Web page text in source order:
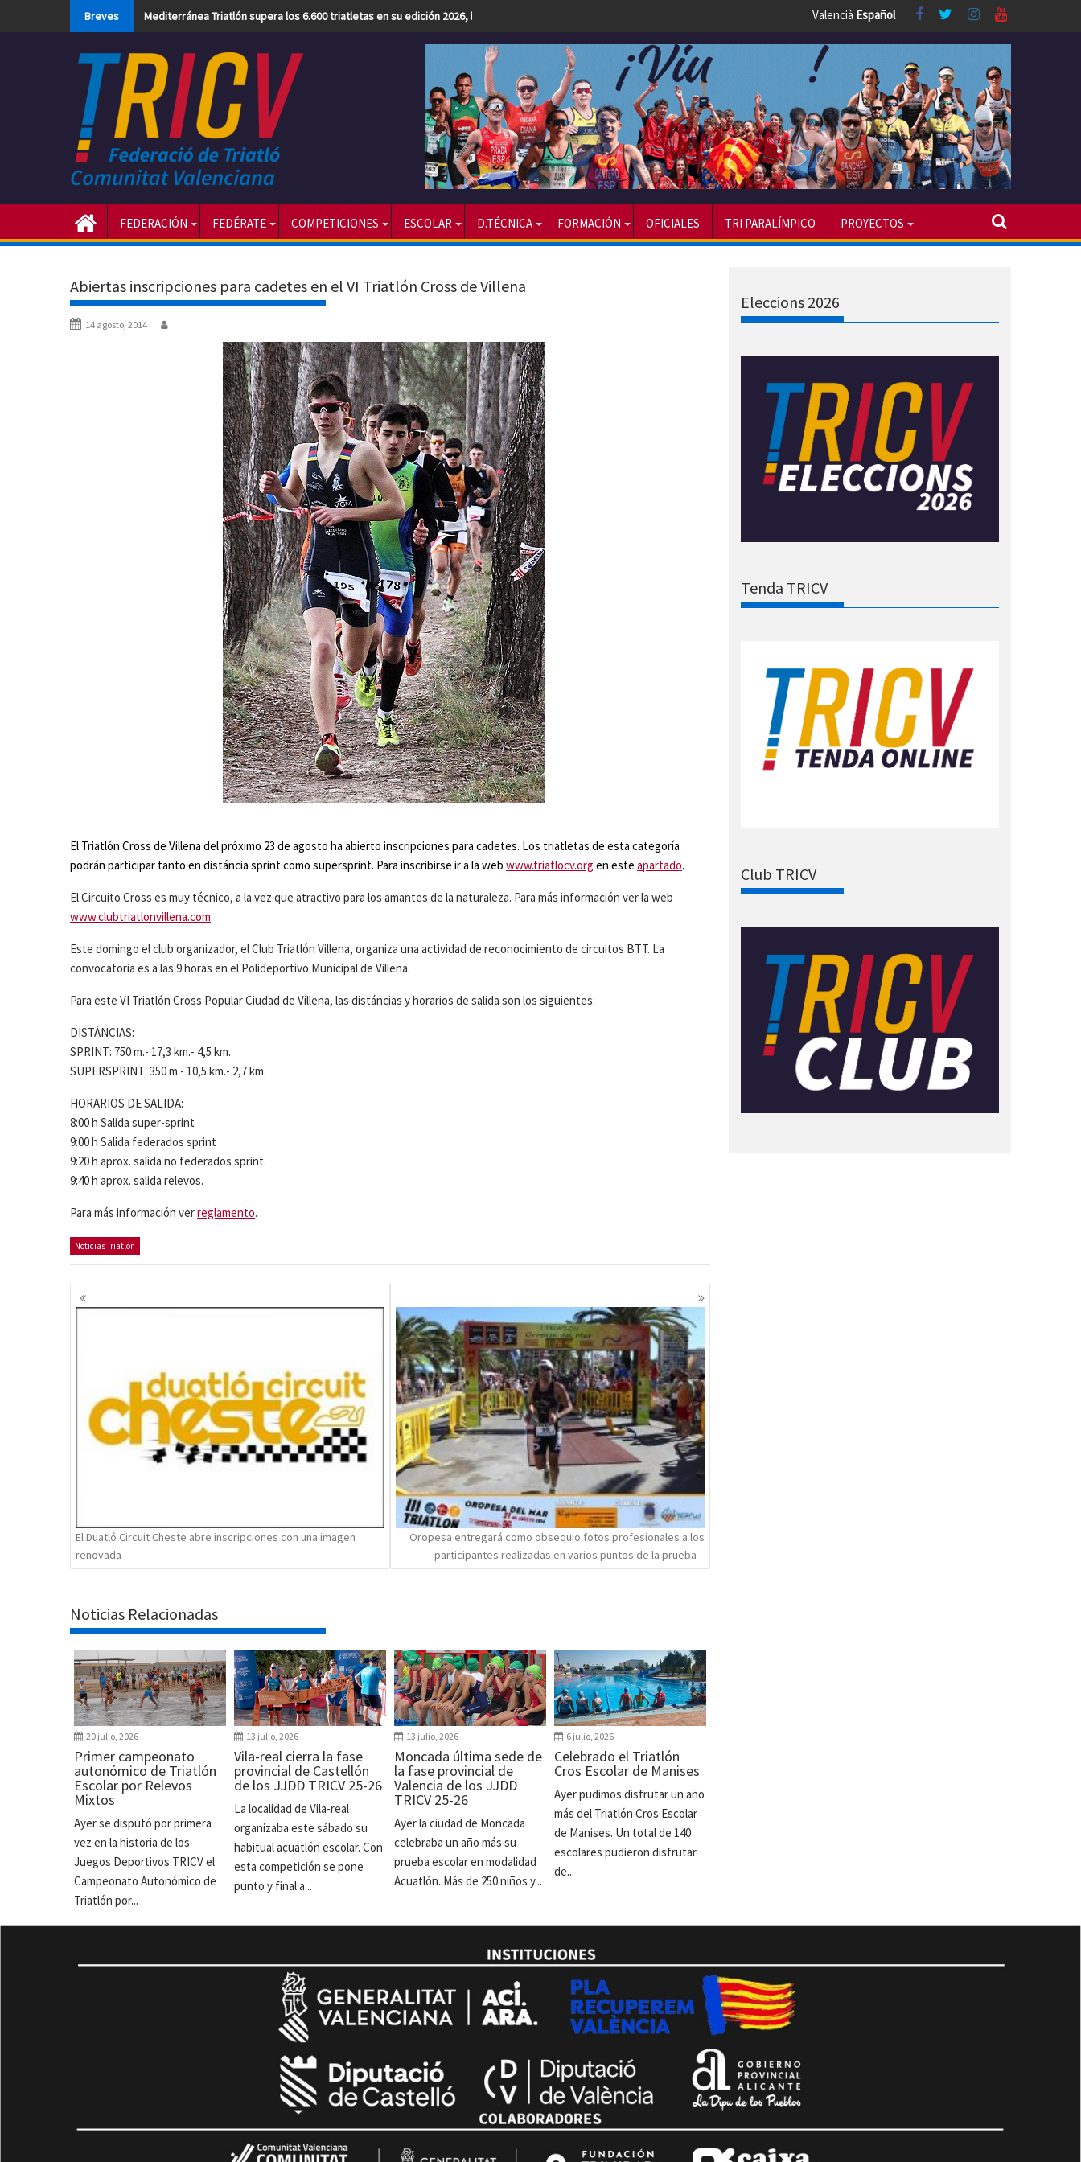
Breves Mediterránea Triatlón supera los 6.600 triatletas en su edición 2026, la más numerosa hasta la fecha Valencià Español
FEDERACIÓN FEDÉRATE COMPETICIONES ESCOLAR D.TÉCNICA FORMACIÓN OFICIALES TRI PARALÍMPICO PROYECTOS
Abiertas inscripciones para cadetes en el VI Triatlón Cross de Villena
14 agosto, 2014
El Triatlón Cross de Villena del próximo 23 de agosto ha abierto inscripciones para cadetes. Los triatletas de esta categoría
podrán participar tanto en distáncia sprint como supersprint. Para inscribirse ir a la web www.triatlocv.org en este apartado.
El Circuito Cross es muy técnico, a la vez que atractivo para los amantes de la naturaleza. Para más información ver la web
www.clubtriatlonvillena.com
Este domingo el club organizador, el Club Triatlón Villena, organiza una actividad de reconocimiento de circuitos BTT. La
convocatoria es a las 9 horas en el Polideportivo Municipal de Villena.
Para este VI Triatlón Cross Popular Ciudad de Villena, las distáncias y horarios de salida son los siguientes:
DISTÁNCIAS:
SPRINT: 750 m.- 17,3 km.- 4,5 km.
SUPERSPRINT: 350 m.- 10,5 km.- 2,7 km.
HORARIOS DE SALIDA:
8:00 h Salida super-sprint
9:00 h Salida federados sprint
9:20 h aprox. salida no federados sprint.
9:40 h aprox. salida relevos.
Para más información verreglamento.
Noticias Triatlón
Navegación
de
El Duatló Circuit Cheste abre inscripciones con una imagen
renovada
Oropesa entregará como obsequio fotos profesionales a los
participantes realizadas en varios puntos de la prueba
Noticias Relacionadas
20 julio, 2026
Primer campeonato
autonómico de Triatlón
Escolar por Relevos
Mixtos
Ayer se disputó por primera
vez en la historia de los
Juegos Deportivos TRICV el
Campeonato Autonómico de
Triatlón por...
13 julio, 2026
Vila-real cierra la fase
provincial de Castellón
de los JJDD TRICV 25-26
La localidad de Vila-real
organizaba este sábado su
habitual acuatlón escolar. Con
esta competición se pone
punto y final a...
13 julio, 2026
Moncada última sede de
la fase provincial de
Valencia de los JJDD
TRICV 25-26
Ayer la ciudad de Moncada
celebraba un año más su
prueba escolar en modalidad
Acuatlón. Más de 250 niños y...
6 julio, 2026
Celebrado el Triatlón
Cros Escolar de Manises
Ayer pudimos disfrutar un año
más del Triatlón Cros Escolar
de Manises. Un total de 140
escolares pudieron disfrutar
de...
Eleccions 2026
Tenda TRICV
Club TRICV